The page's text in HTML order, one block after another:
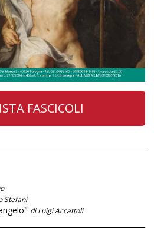
FASCICOLI
Stefani
di Luigi Accattoli